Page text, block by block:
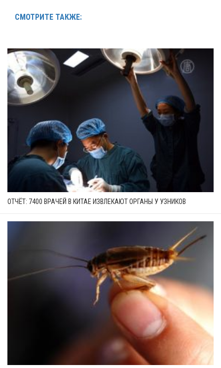
СМОТРИТЕ ТАКЖЕ:
ОТЧЁТ: 7400 ВРАЧЕЙ В КИТАЕ ИЗВЛЕКАЮТ ОРГАНЫ У УЗНИКОВ